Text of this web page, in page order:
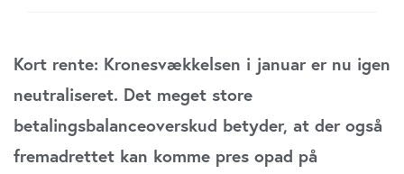
Kort rente: Kronesvækkelsen i januar er nu igen
neutraliseret. Det meget store
betalingsbalanceoverskud betyder, at der også
fremadrettet kan komme pres opad på